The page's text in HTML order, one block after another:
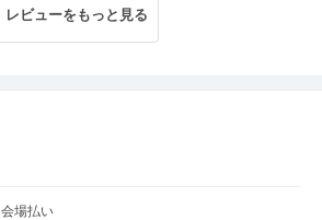
レビューをもっと見る
会場払い